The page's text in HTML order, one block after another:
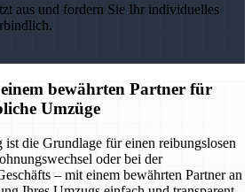
aus und fordern Sie Ihr individuelles
bewährten Partner für
Umzüge
die Grundlage für einen reibungslosen
oder bei der
– mit einem bewährten Partner an